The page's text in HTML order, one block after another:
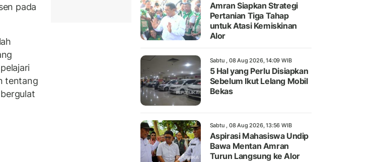
pada
tentang
Amran Siapkan Strategi
Pertanian Tiga Tahap
untuk Atasi Kemiskinan
Alor
Sabtu , 08 Aug 2026, 14:09 WIB
5 Hal yang Perlu Disiapkan
Sebelum Ikut Lelang Mobil
Bekas
Sabtu , 08 Aug 2026, 13:56 WIB
Aspirasi Mahasiswa Undip
Bawa Mentan Amran
Turun Langsung ke Alor